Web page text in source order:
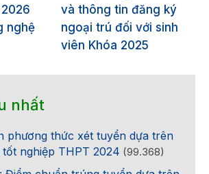
nghệ
và thông tin đăng ký
ngoại trú đối với sinh
viên Khóa 2025
nhất
phương thức xét tuyển dựa trên
nghiệp THPT 2024 (99.368)